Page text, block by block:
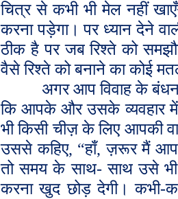
चित्र से कभी भी मेल नहीं
करना पड़ेगा। पर ध्यान देने
ठीक है पर जब रिश्ते को
वैसे रिश्ते को बनाने का कोई
अगर आप विवाह के बंधन
कि आपके और उसके व्यवहार में
भी किसी चीज़ के लिए आपकी
उससे कहिए, “हाँ, ज़रूर मैं
तो समय के साथ- साथ उसे भी
करना खुद छोड़ देगी। कभी-